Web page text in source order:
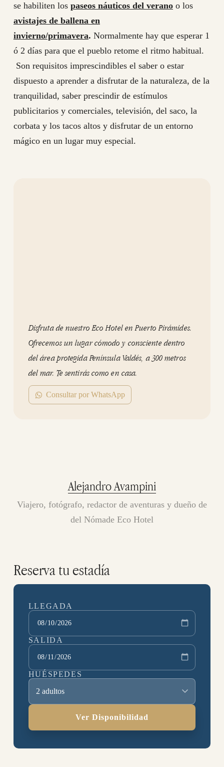
se habiliten los paseos náuticos del veranoo los
avistajes de ballena en
invierno/primavera. Normalmente hay que esperar 1
ó 2 días para que el pueblo retome el ritmo habitual.
Son requisitos imprescindibles el saber o estar
dispuesto a aprender a disfrutar de la naturaleza, de la
tranquilidad, saber prescindir de estímulos
publicitarios y comerciales, televisión, del saco, la
corbata y los tacos altos y disfrutar de un entorno
mágico en un lugar muy especial.
Disfruta de nuestro Eco Hotel en Puerto Pirámides.
Ofrecemos un lugar cómodo y consciente dentro
del área protegida Península Valdés, a 300 metros
del mar. Te sentirás como en casa.
Consultar por WhatsApp
Alejandro Avampini
Viajero, fotógrafo, redactor de aventuras y dueño de
del Nómade Eco Hotel
Reserva tu estadía
LLEGADA
SALIDA
HUÉSPEDES
2 adultos
Ver Disponibilidad